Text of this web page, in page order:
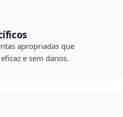
apropriadas que
e sem danos.